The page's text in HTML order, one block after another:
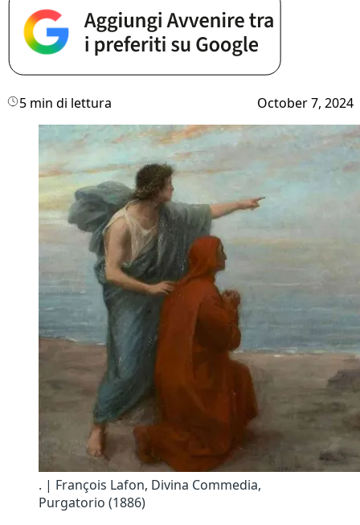
5 min di lettura October 7, 2024
. | François Lafon, Divina Commedia,
Purgatorio (1886)